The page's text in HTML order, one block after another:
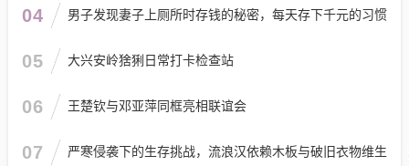
04 男子发现妻子上厕所时存钱的秘密，每天存下千元的习惯
05 大兴安岭猞猁日常打卡检查站
06 王楚钦与邓亚萍同框亮相联谊会
07 严寒侵袭下的生存挑战，流浪汉依赖木板与破旧衣物维生